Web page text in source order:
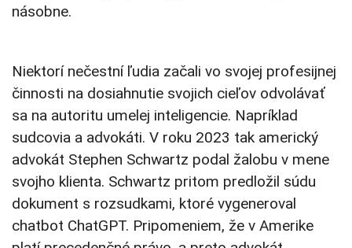
násobne.
Niektorí nečestní ľudia začali vo svojej profesijnej
činnosti na dosiahnutie svojich cieľov odvolávať
sa na autoritu umelej inteligencie. Napríklad
sudcovia a advokáti. V roku 2023 tak americký
advokát Stephen Schwartz podal žalobu v mene
svojho klienta. Schwartz pritom predložil súdu
dokument s rozsudkami, ktoré vygeneroval
chatbot ChatGPT. Pripomeniem, že v Amerike